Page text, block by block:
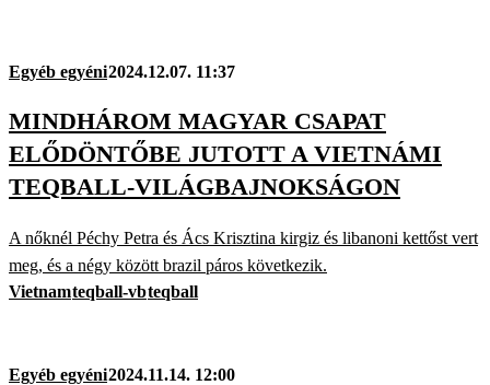
Egyéb egyéni2024.12.07. 11:37
MINDHÁROM MAGYAR CSAPAT
ELŐDÖNTŐBE JUTOTT A VIETNÁMI
TEQBALL-VILÁGBAJNOKSÁGON
A nőknél Péchy Petra és Ács Krisztina kirgiz és libanoni kettőst vert
meg, és a négy között brazil páros következik.
Vietnamteqball-vbteqball
Egyéb egyéni2024.11.14. 12:00